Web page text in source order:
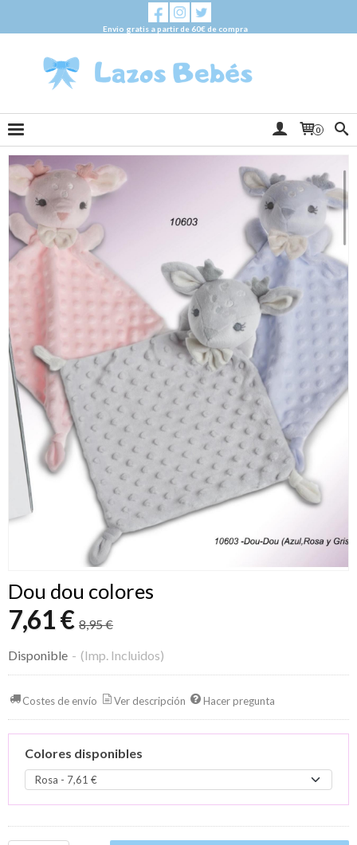
Envio gratis a partir de 60€ de compra
0
Dou dou colores
7,61 € 8,95 €
Disponible - (Imp. Incluidos)
Costes de envío Ver descripción Hacer pregunta
Colores disponibles